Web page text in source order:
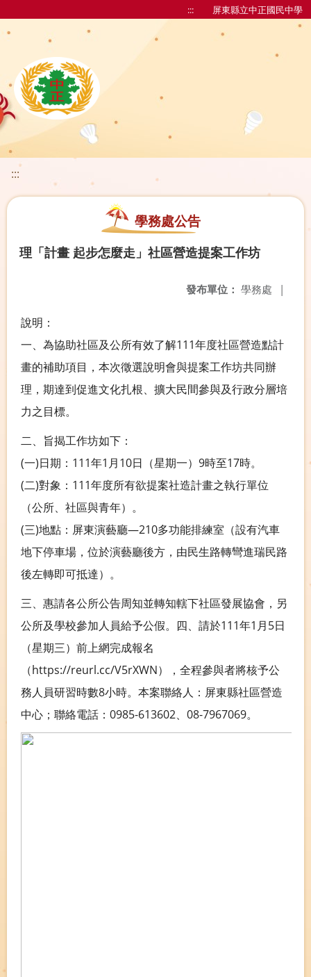
::: 屏東縣立中正國民中學
:::
學務處公告
理「計畫 起步怎麼走」社區營造提案工作坊
發布單位： 學務處 |
說明：
一、為協助社區及公所有效了解111年度社區營造點計
畫的補助項目，本次徵選說明會與提案工作坊共同辦
理，期達到促進文化扎根、擴大民間參與及行政分層培
力之目標。
二、旨揭工作坊如下：
(一)日期：111年1月10日（星期一）9時至17時。
(二)對象：111年度所有欲提案社造計畫之執行單位
（公所、社區與青年）。
(三)地點：屏東演藝廳—210多功能排練室（設有汽車
地下停車場，位於演藝廳後方，由民生路轉彎進瑞民路
後左轉即可抵達）。
三、惠請各公所公告周知並轉知轄下社區發展協會，另
公所及學校參加人員給予公假。四、請於111年1月5日
（星期三）前上網完成報名
（https://reurl.cc/V5rXWN），全程參與者將核予公
務人員研習時數8小時。本案聯絡人：屏東縣社區營造
中心；聯絡電話：0985-613602、08-7967069。